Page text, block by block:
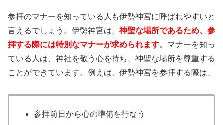
参拝のマナーを知っている人も伊勢神宮に呼ばれやすいと
言えるでしょう。伊勢神宮は、神聖な場所であるため、参
拝する際には特別なマナーが求められます。マナーを知っ
ている人は、神社を敬う心を持ち、神聖な場所を尊重する
ことができています。例えば、伊勢神宮を参拝する際は、
参拝前日から心の準備を行なう